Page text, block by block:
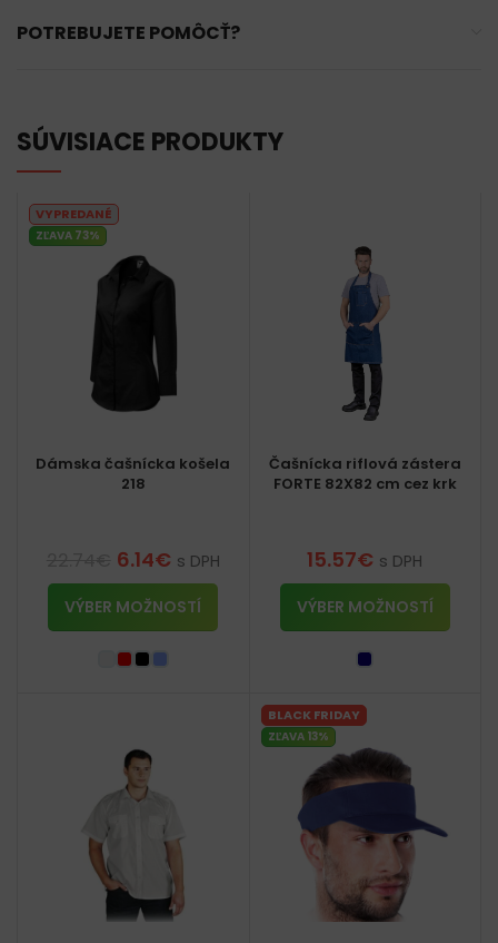
POTREBUJETE POMÔCŤ?
SÚVISIACE PRODUKTY
VYPREDANÉ
ZĽAVA 73%
Dámska čašnícka košela
218
6.14€ s DPH
VÝBER MOŽNOSTÍ
Čašnícka riflová zástera
FORTE 82X82 cm cez krk
15.57€ s DPH
VÝBER MOŽNOSTÍ
BLACK FRIDAY
ZĽAVA 13%